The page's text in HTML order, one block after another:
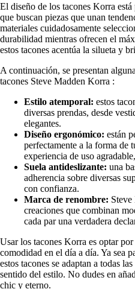
El diseño de los tacones Korra
que buscan piezas que unan
materiales cuidadosamente
durabilidad mientras ofrecen el
estos tacones acentúa la silueta y
A continuación, se presentan
tacones Steve Madden Korra :
Estilo atemporal: estos
diversas prendas, desde
elegantes.
Diseño ergonómico: están
perfectamente a la forma de
experiencia de uso
Suela antideslizante: una
adherencia sobre diversas
con confianza.
Marca de renombre: Steve
creaciones que combinan
cada par una verdadera
Usar los tacones Korra es optar
comodidad en el día a día. Ya sea
estos tacones se adaptan a todas
sentido del estilo. No dudes en
chic y eterno.